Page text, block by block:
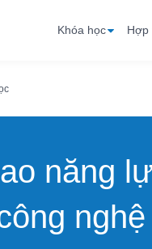
Khóa học Hợp
năng